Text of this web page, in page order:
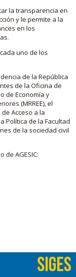
la transparencia en
y le permite a la
en los
uno de los
de la República
de la Oficina de
de Economía y
(MRREE), el
Acceso a la
Política de la Facultad
de la sociedad civil
AGESIC: